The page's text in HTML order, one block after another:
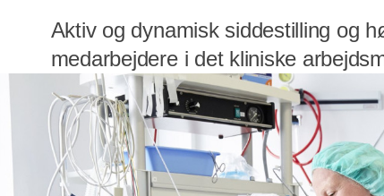
Aktiv og dynamisk siddestilling og
medarbejdere i det kliniske